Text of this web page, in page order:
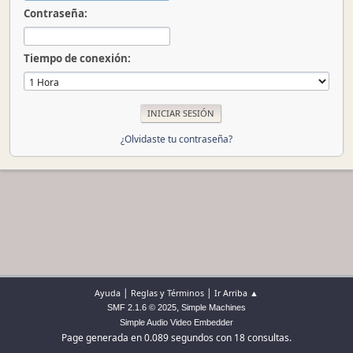
Contraseña:
Tiempo de conexión:
¿Olvidaste tu contraseña?
Ayuda | Reglas y Términos | Ir Arriba ▲
SMF 2.1.6 © 2025, Simple Machines
Simple Audio Video Embedder
Page generada en 0.089 segundos con 18 consultas.